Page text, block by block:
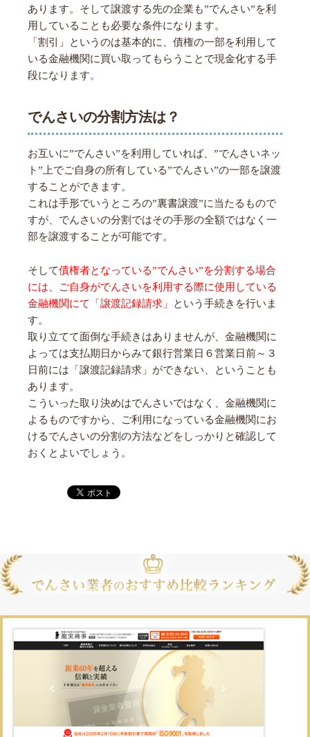
あります。そして譲渡する先の企業も”でんさい”を利
用していることも必要な条件になります。
「割引」というのは基本的に、債権の一部を利用して
いる金融機関に買い取ってもらうことで現金化する手
段になります。
でんさいの分割方法は？
お互いに”でんさい”を利用していれば、”でんさいネッ
ト”上でご自身の所有している”でんさい”の一部を譲渡
することができます。
これは手形でいうところの”裏書譲渡”に当たるもので
すが、でんさいの分割ではその手形の全額ではなく一
部を譲渡することが可能です。
そして債権者となっている”でんさい”を分割する場合
には、ご自身がでんさいを利用する際に使用している
金融機関にて「譲渡記録請求」
という手続きを行いま
す。
取り立てて面倒な手続きはありませんが、金融機関に
よっては支払期日からみて銀行営業日６営業日前～３
日前には「譲渡記録請求」ができない、ということも
あります。
こういった取り決めはでんさいではなく、金融機関に
よるものですから、ご利用になっている金融機関にお
けるでんさいの分割の方法などをしっかりと確認して
おくとよいでしょう。